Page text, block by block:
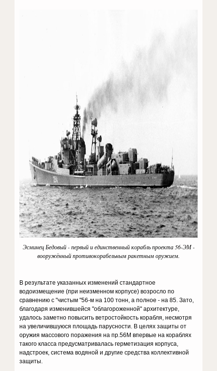
Эсминец Бедовый - первый и единственный корабль проекта 56-ЭМ -
вооружённый противокорабельным ракетным оружием.
В результате указанных изменений стандартное
водоизмещение (при неизменном корпусе) возросло по
сравнению с "чистым "56-м на 100 тонн, а полное - на 85. Зато,
благодаря изменившейся "облагороженной" архитектуре,
удалось заметно повысить ветростойкость корабля, несмотря
на увеличившуюся площадь парусности. В целях защиты от
оружия массового поражения на пр.56М впервые на кораблях
такого класса предусматривалась герметизация корпуса,
надстроек, система водяной и другие средства коллективной
защиты.